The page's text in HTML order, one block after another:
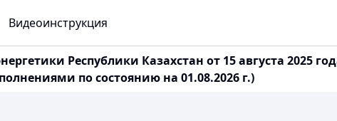
Видеоинструкция
Республики Казахстан от 15 августа 2025
по состоянию на 01.08.2026 г.)